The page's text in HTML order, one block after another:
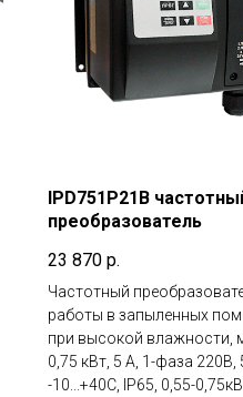
IPD751P21B
преобразователь
23 870 р.
Частотный
работы в запыленных
при высокой влажности,
0,75 кВт, 5 А, 1-фаза 220В,
-10...+40С, IP65, 0,55-